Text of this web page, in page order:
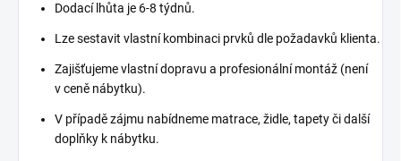
Dodací lhůta je 6-8 týdnů.
Lze sestavit vlastní kombinaci prvků dle požadavků klienta.
Zajišťujeme vlastní dopravu a profesionální montáž (není
v ceně nábytku).
V případě zájmu nabídneme matrace, židle, tapety či další
doplňky k nábytku.